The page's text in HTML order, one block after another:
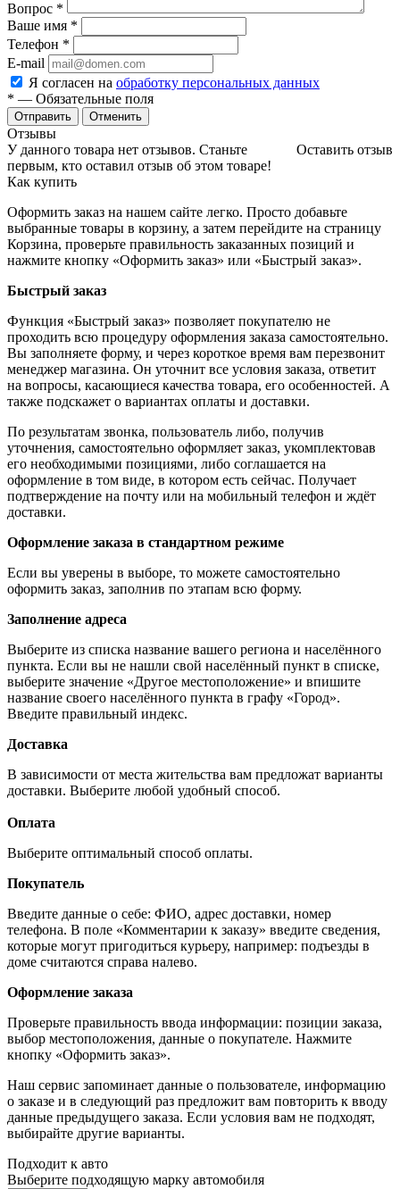
Вопрос *
Ваше имя *
Телефон *
E-mail
Я согласен на обработку персональных данных
* — Обязательные поля
Отменить
Отзывы
Оставить отзыв
У данного товара нет отзывов. Станьте
первым, кто оставил отзыв об этом товаре!
Как купить
Оформить заказ на нашем сайте легко. Просто добавьте
выбранные товары в корзину, а затем перейдите на страницу
Корзина, проверьте правильность заказанных позиций и
нажмите кнопку «Оформить заказ» или «Быстрый заказ».
Быстрый заказ
Функция «Быстрый заказ» позволяет покупателю не
проходить всю процедуру оформления заказа самостоятельно.
Вы заполняете форму, и через короткое время вам перезвонит
менеджер магазина. Он уточнит все условия заказа, ответит
на вопросы, касающиеся качества товара, его особенностей. А
также подскажет о вариантах оплаты и доставки.
По результатам звонка, пользователь либо, получив
уточнения, самостоятельно оформляет заказ, укомплектовав
его необходимыми позициями, либо соглашается на
оформление в том виде, в котором есть сейчас. Получает
подтверждение на почту или на мобильный телефон и ждёт
доставки.
Оформление заказа в стандартном режиме
Если вы уверены в выборе, то можете самостоятельно
оформить заказ, заполнив по этапам всю форму.
Заполнение адреса
Выберите из списка название вашего региона и населённого
пункта. Если вы не нашли свой населённый пункт в списке,
выберите значение «Другое местоположение» и впишите
название своего населённого пункта в графу «Город».
Введите правильный индекс.
Доставка
В зависимости от места жительства вам предложат варианты
доставки. Выберите любой удобный способ.
Оплата
Выберите оптимальный способ оплаты.
Покупатель
Введите данные о себе: ФИО, адрес доставки, номер
телефона. В поле «Комментарии к заказу» введите сведения,
которые могут пригодиться курьеру, например: подъезды в
доме считаются справа налево.
Оформление заказа
Проверьте правильность ввода информации: позиции заказа,
выбор местоположения, данные о покупателе. Нажмите
кнопку «Оформить заказ».
Наш сервис запоминает данные о пользователе, информацию
о заказе и в следующий раз предложит вам повторить к вводу
данные предыдущего заказа. Если условия вам не подходят,
выбирайте другие варианты.
Подходит к авто
Выберите подходящую марку автомобиля